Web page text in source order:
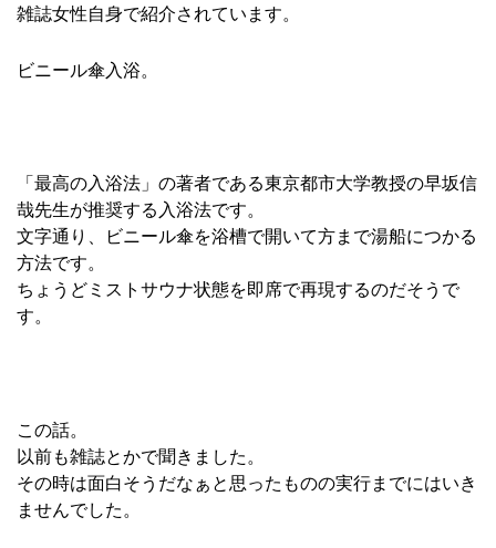
雑誌女性自身で紹介されています。
ビニール傘入浴。
「最高の入浴法」の著者である東京都市大学教授の早坂信
哉先生が推奨する入浴法です。
文字通り、ビニール傘を浴槽で開いて方まで湯船につかる
方法です。
ちょうどミストサウナ状態を即席で再現するのだそうで
す。
この話。
以前も雑誌とかで聞きました。
その時は面白そうだなぁと思ったものの実行までにはいき
ませんでした。